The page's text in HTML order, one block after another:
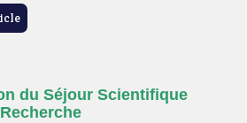
du Séjour Scientifique